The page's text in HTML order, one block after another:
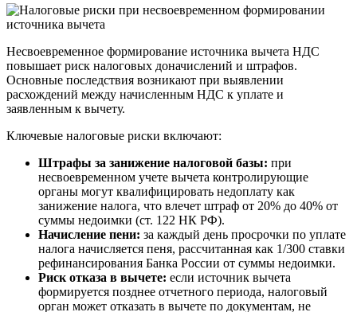
Несвоевременное формирование источника вычета НДС
повышает риск налоговых доначислений и штрафов.
Основные последствия возникают при выявлении
расхождений между начисленным НДС к уплате и
заявленным к вычету.
Ключевые налоговые риски включают:
Штрафы за занижение налоговой базы: при
несвоевременном учете вычета контролирующие
органы могут квалифицировать недоплату как
занижение налога, что влечет штраф от 20% до 40% от
суммы недоимки (ст. 122 НК РФ).
Начисление пени: за каждый день просрочки по уплате
налога начисляется пеня, рассчитанная как 1/300 ставки
рефинансирования Банка России от суммы недоимки.
Риск отказа в вычете: если источник вычета
формируется позднее отчетного периода, налоговый
орган может отказать в вычете по документам, не